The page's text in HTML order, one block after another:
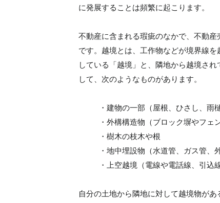
に発展することは頻繁に起こります。
不動産に含まれる瑕疵のなかで、不動産
です。越境とは、工作物などが境界線
している「越境」と、隣地から越境さ
して、次のようなものがあります。
・建物の一部（屋根、ひさし、雨
・外構構造物（ブロック塀やフェ
・樹木の枝木や根
・地中埋設物（水道管、ガス管、
・上空越境（電線や電話線、引
自分の土地から隣地に対して越境物が